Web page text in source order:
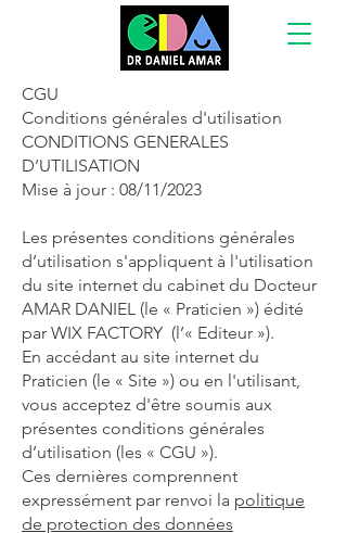
CGU
Conditions générales d'utilisation
CONDITIONS GENERALES
D’UTILISATION
Mise à jour : 08/11/2023
Les présentes conditions générales
d’utilisation s'appliquent à l'utilisation
du site internet du cabinet du Docteur
AMAR DANIEL (le « Praticien ») édité
par WIX FACTORY (l’« Editeur »).
En accédant au site internet du
Praticien (le « Site ») ou en l'utilisant,
vous acceptez d'être soumis aux
présentes conditions générales
d’utilisation (les « CGU »).
Ces dernières comprennent
expressément par renvoi la politique
de protection des données